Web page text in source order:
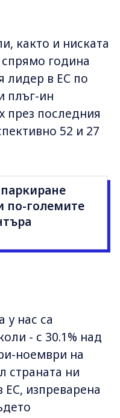
както и ниската
година
лидер в ЕС по
плъг-ин
през последния
52 и 27
по-големите
у нас са
- с 30.1% над
ноември на
страната ни
ЕС, изпреварена